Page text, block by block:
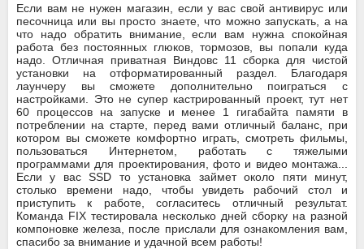
Если вам не нужен магазин, если у вас свой антивирус или
песочница или вы просто знаете, что можно запускать, а на
что надо обратить внимание, если вам нужна спокойная
работа без постоянных глюков, тормозов, вы попали куда
надо. Отличная приватная Виндовс 11 сборка для чистой
установки на отформатированный раздел. Благодаря
лаунчеру вы сможете дополнительно поиграться с
настройками. Это не супер кастрированный проект, тут нет
60 процессов на запуске и менее 1 гигабайта памяти в
потреблении на старте, перед вами отличный баланс, при
котором вы сможете комфортно играть, смотреть фильмы,
пользоваться Интернетом, работать с тяжелыми
программами для проектирования, фото и видео монтажа...
Если у вас SSD то установка займет около пяти минут,
столько времени надо, чтобы увидеть рабочий стол и
приступить к работе, согласитесь отличный результат.
Команда FIX тестировала несколько дней сборку на разной
компоновке железа, после прислали для ознакомления вам,
спасибо за внимание и удачной всем работы!